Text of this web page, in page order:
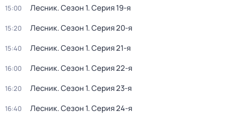
15:00 Лесник. Сезон 1. Серия 19-я
15:20 Лесник. Сезон 1. Серия 20-я
15:40 Лесник. Сезон 1. Серия 21-я
16:00 Лесник. Сезон 1. Серия 22-я
16:20 Лесник. Сезон 1. Серия 23-я
16:40 Лесник. Сезон 1. Серия 24-я